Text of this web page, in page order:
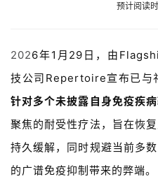
预计阅读
2026年1月29日， 由
技公司 Repertoire宣布已与
针对多个未披露自身免疫疾
聚焦的耐受性疗法，旨在恢
持久缓解，同时规避当前多
的广谱免疫抑制带来的弊端。